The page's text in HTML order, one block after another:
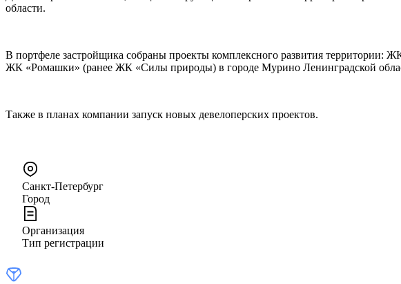
области.
В портфеле застройщика собраны проекты комплексного развития
ЖК «Ромашки» (ранее ЖК «Силы природы) в городе Мурино Ленинградской
Также в планах компании запуск новых девелоперских проектов.
Санкт-Петербург
Город
Организация
Тип регистрации